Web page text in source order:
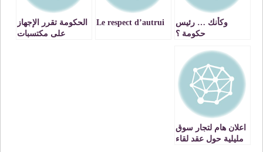
وكأنك … رئيس
حكومة ؟
Le respect d’autrui
الحكومة تقرر الإجهاز
على مكتسبات
اعلان هام لتجار سوق
مليلية حول عقد لقاء